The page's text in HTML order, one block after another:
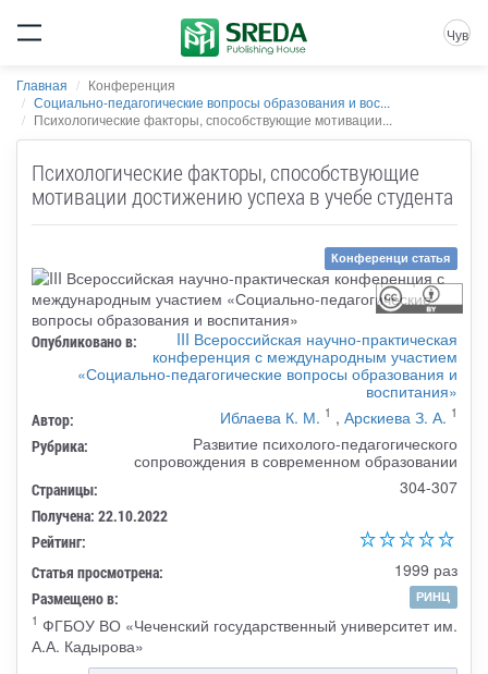
Чув
Главная
Конференция
Социально-педагогические вопросы образования и вос...
Психологические факторы, способствующие мотивации...
Психологические факторы, способствующие
мотивации достижению успеха в учебе студента
Конференци статья
Опубликовано в:
III Всероссийская научно-практическая
конференция с международным участием
«Социально-педагогические вопросы образования и
воспитания»
Автор: Иблаева К. М. 1 , Арскиева З. А. 1
Рубрика:
Развитие психолого-педагогического
сопровождения в современном образовании
Страницы: 304-307
Получена: 22.10.2022
Рейтинг:
Статья просмотрена:
1999 раз
Размещено в:
РИНЦ
1 ФГБОУ ВО «Чеченский государственный университет им.
А.А. Кадырова»